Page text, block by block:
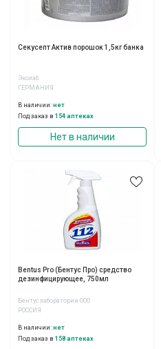
Секусепт Актив порошок 1,5кг банка
Эколаб
ГЕРМАНИЯ
В наличии: нет
Под заказ в 154 аптеках
Нет в наличии
Bentus Pro (Бентус Про) средство
дезинфицирующее, 750мл
Бентус лаборатории ООО
РОССИЯ
В наличии: нет
Под заказ в 158 аптеках